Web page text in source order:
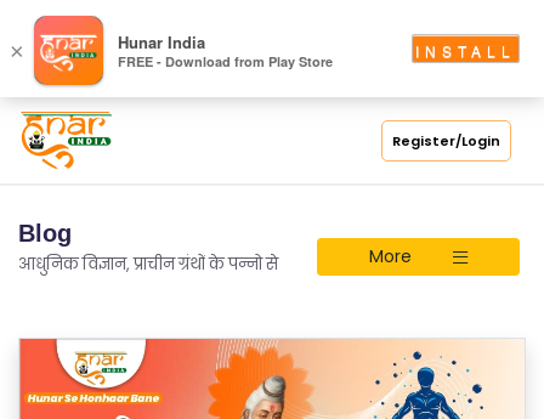
Register/Login
Blog
आधुनिक विज्ञान, प्राचीन ग्रंथों के पन्नो से More
× Hunar India
FREE - Download from Play Store
INSTALL